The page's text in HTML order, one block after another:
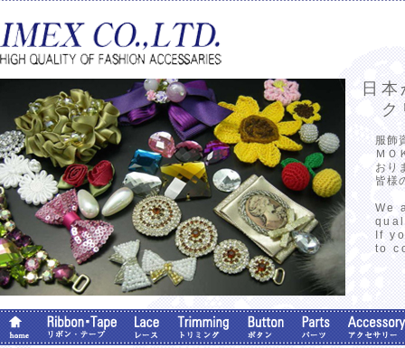
日
ク
服飾
ＭＯ
おり
皆様
We
If
to